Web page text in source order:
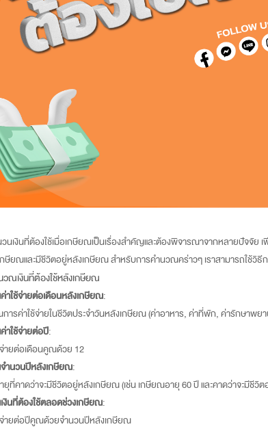
เงินที่ต้องใช้เมื่อเกษียณเป็นเรื่องสำคัญและต้องพิจารณาจากหลายปัจจัย เ
กษียณและมีชีวิตอยู่หลังเกษียณ สำหรับการคำนวณคร่าวๆ เราสามารถใช้วิธี
ณเงินที่ต้องใช้หลังเกษียณ
ใช้จ่ายต่อเดือนหลังเกษียณ:
ารค่าใช้จ่ายในชีวิตประจำวันหลังเกษียณ (ค่าอาหาร, ค่าที่พัก, ค่ารักษาพย
าใช้จ่ายต่อปี:
ายต่อเดือนคูณด้วย 12
ำนวนปีหลังเกษียณ:
ที่คาดว่าจะมีชีวิตอยู่หลังเกษียณ (เช่น เกษียณอายุ 60 ปี และคาดว่าจะมีชีวิ
นที่ต้องใช้ตลอดช่วงเกษียณ:
จ่ายต่อปีคูณด้วยจำนวนปีหลังเกษียณ